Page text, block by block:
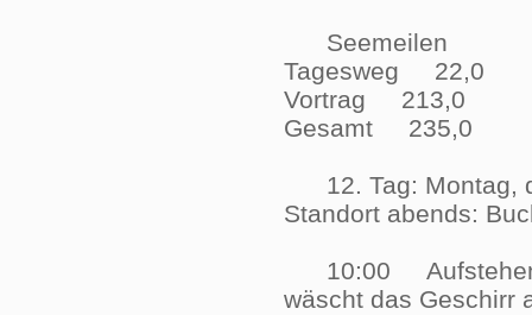
Seemeilen
Tagesweg 22,0
Vortrag 213,0
Gesamt 235,0
12. Tag: Montag,
Standort abends:
10:00 Aufstehen
wäscht das Geschirr